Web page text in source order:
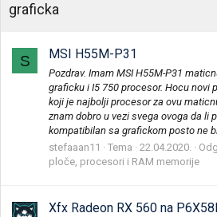
graficka
S MSI H55M-P31
Pozdrav. Imam MSI H55M-P31
graficku i I5 750 procesor. Hocu novi
koji je najbolji procesor za ovu
znam dobro u vezi svega ovoga da li
kompatibilan sa grafickom posto ne
stefaaan11
Tema 22.04.2020.
ploče, procesori i RAM memorije
Xfx Radeon RX 560 na